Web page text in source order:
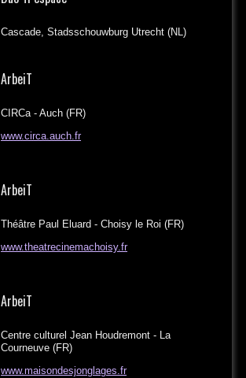
Cascade, Stadsschouwburg Utrecht (NL)
ArbeiT
CIRCa - Auch (FR)
www.circa.auch.fr
ArbeiT
Théâtre Paul Eluard - Choisy le Roi (FR)
www.theatrecinemachoisy.fr
ArbeiT
Centre culturel Jean Houdremont - La
Courneuve (FR)
www.maisondesjonglages.fr